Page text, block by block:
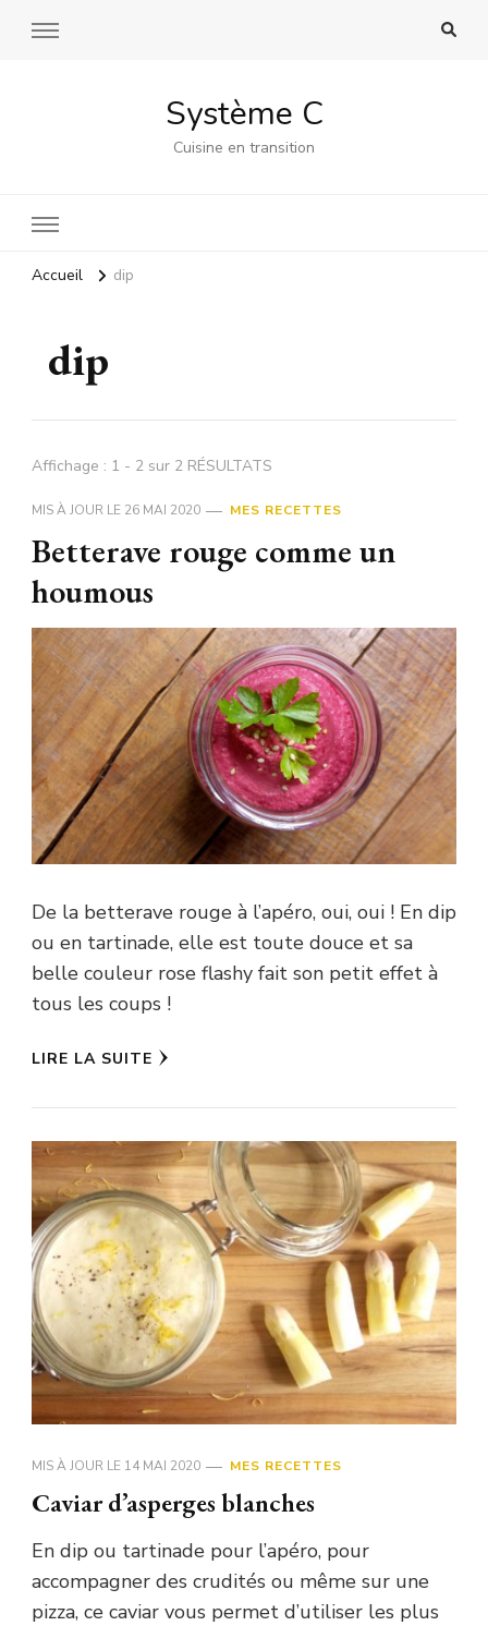
Système C
Cuisine en transition
Accueil dip
dip
Affichage : 1 - 2 sur 2 RÉSULTATS
MIS À JOUR LE 26 MAI 2020 MES RECETTES
Betterave rouge comme un
houmous
De la betterave rouge à l’apéro, oui, oui ! En dip
ou en tartinade, elle est toute douce et sa
belle couleur rose flashy fait son petit effet à
tous les coups !
LIRE LA SUITE
MIS À JOUR LE 14 MAI 2020 MES RECETTES
Caviar d’asperges blanches
En dip ou tartinade pour l’apéro, pour
accompagner des crudités ou même sur une
pizza, ce caviar vous permet d’utiliser les plus